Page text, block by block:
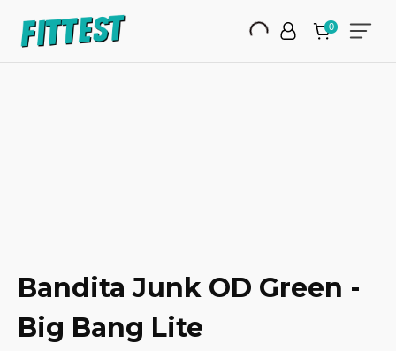
Bandita Junk OD Green -
Big Bang Lite